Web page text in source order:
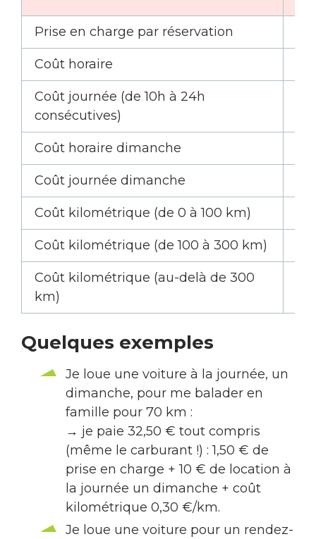
Prise en charge par réservation
Coût horaire
Coût journée (de 10h à 24h
consécutives)
Coût horaire dimanche
Coût journée dimanche
Coût kilométrique (de 0 à 100 km)
Coût kilométrique (de 100 à 300 km)
Coût kilométrique (au-delà de 300
km)
Quelques exemples
Je loue une voiture à la journée, un
dimanche, pour me balader en
famille pour 70 km :
→ je paie 32,50 € tout compris
(même le carburant !) : 1,50 € de
prise en charge + 10 € de location à
la journée un dimanche + coût
kilométrique 0,30 €/km.
Je loue une voiture pour un rendez-